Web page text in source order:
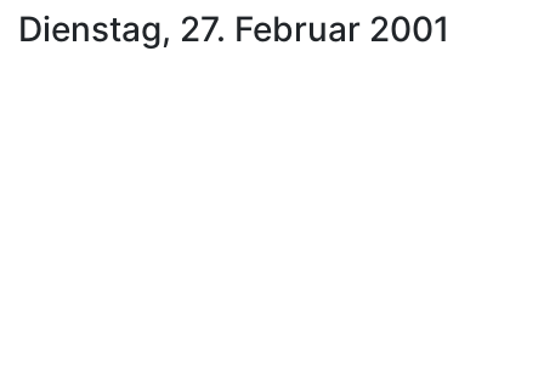
Dienstag, 27. Februar 2001